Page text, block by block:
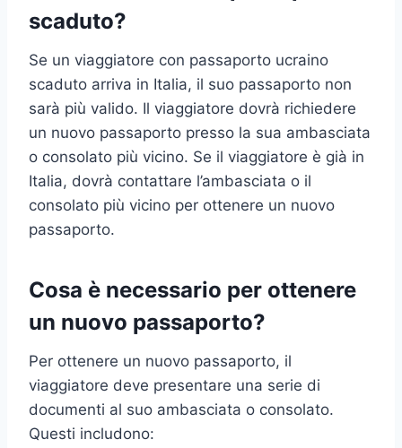
scaduto?
Se un viaggiatore con passaporto ucraino
scaduto arriva in Italia, il suo passaporto non
sarà più valido. Il viaggiatore dovrà richiedere
un nuovo passaporto presso la sua ambasciata
o consolato più vicino. Se il viaggiatore è già in
Italia, dovrà contattare l’ambasciata o il
consolato più vicino per ottenere un nuovo
passaporto.
Cosa è necessario per ottenere
un nuovo passaporto?
Per ottenere un nuovo passaporto, il
viaggiatore deve presentare una serie di
documenti al suo ambasciata o consolato.
Questi includono: